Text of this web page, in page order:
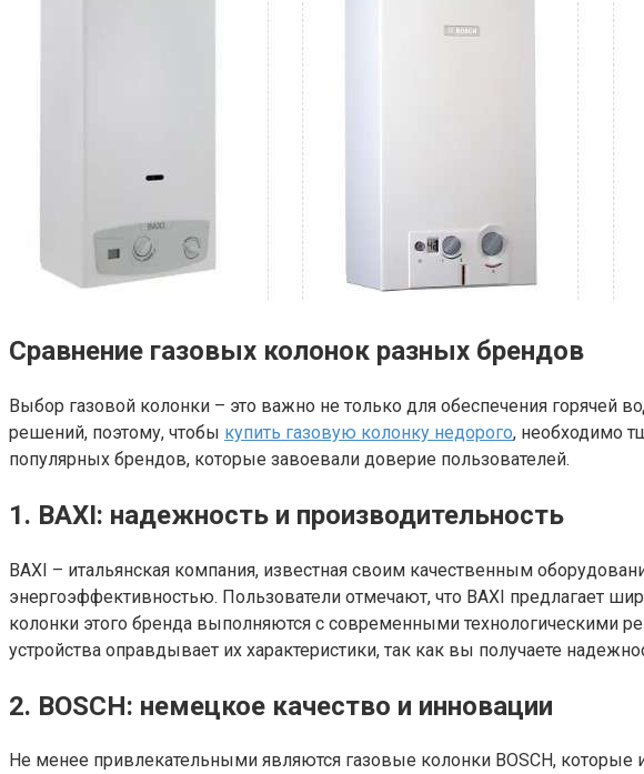
Сравнение газовых колонок разных брендов
Выбор газовой колонки – это важно не только для обеспечения
решений, поэтому, чтобы купить газовую колонку недорого, необходимо
популярных брендов, которые завоевали доверие пользователей.
1. BAXI: надежность и производительность
BAXI – итальянская компания, известная своим качественным
энергоэффективностью. Пользователи отмечают, что BAXI предлагает
колонки этого бренда выполняются с современными технологическими
устройства оправдывает их характеристики, так как вы получаете
2. BOSCH: немецкое качество и инновации
Не менее привлекательными являются газовые колонки BOSCH,